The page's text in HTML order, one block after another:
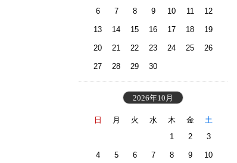
6 7 8 9 10 11 12
13 14 15 16 17 18 19
20 21 22 23 24 25 26
27 28 29 30
2026年10月
日 月 火 水 木 金
土
1
2 3
4 5 6 7 8 9 10